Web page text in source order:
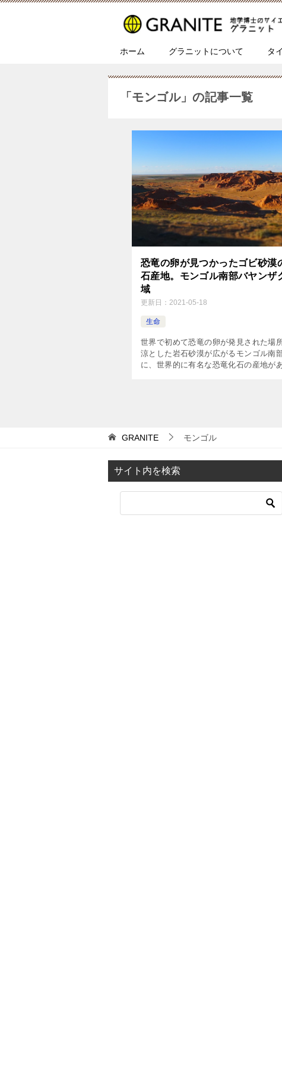
ホーム グラニットについて タ
「モンゴル」の記事一覧
恐竜の卵が見つかったゴビ砂漠
石産地。モンゴル南部バヤンザ
域
更新日： 2021-05-18
生命
世界で初めて恐竜の卵が発見された場
涼とした岩石砂漠が広がるモンゴル南
に、世界的に有名な恐竜化石の産地が
GRANITE モンゴル
サイト内を検索